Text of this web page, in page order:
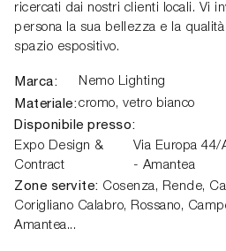
ricercati dai nostri clienti locali. Vi
persona la sua bellezza e la
spazio espositivo.
Marca: Nemo Lighting
Materiale: cromo, vetro bianco
Disponibile presso:
Expo Design &
Contract
Via Europa 44/
- Amantea
Zone servite: Cosenza, Rende,
Corigliano Calabro, Rossano,
Amantea...